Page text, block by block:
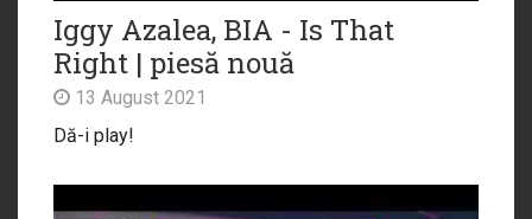
Iggy Azalea, BIA - Is That
Right | piesă nouă
13 August 2021
Dă-i play!